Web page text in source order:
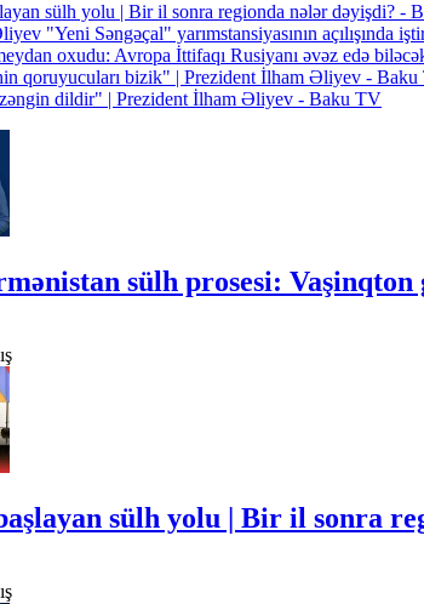
sülh yolu | Bir il sonra regionda nələr dəyişdi? -
"Yeni Səngəçal" yarımstansiyasının açılışında
oxudu: Avropa İttifaqı Rusiyanı əvəz edə
qoruyucuları bizik" | Prezident İlham Əliyev -
dildir" | Prezident İlham Əliyev - Baku TV
sülh prosesi:
sülh yolu | Bir il sonra